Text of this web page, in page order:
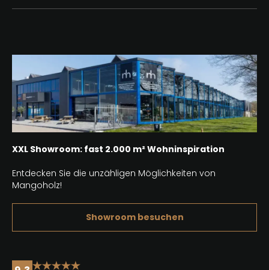
XXL Showroom: fast 2.000 m² Wohninspiration
Entdecken Sie die unzähligen Möglichkeiten von
Mangoholz!
Showroom besuchen